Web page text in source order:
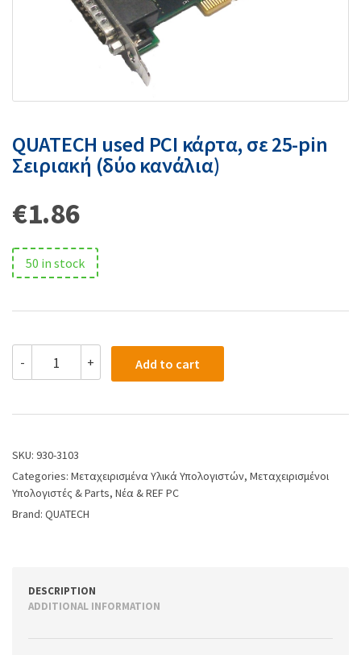
QUATECH used PCI κάρτα, σε 25-pin
Σειριακή (δύο κανάλια)
€1.86
50 in stock
- + Add to cart
SKU: 930-3103
Categories: Μεταχειρισμένα Υλικά Υπολογιστών, Μεταχειρισμένοι
Υπολογιστές & Parts, Νέα & REF PC
Brand: QUATECH
DESCRIPTION
ADDITIONAL INFORMATION